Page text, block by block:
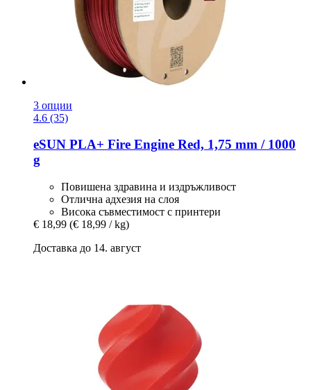
3 опции
4.6 (35)
eSUN PLA+ Fire Engine Red, 1,75 mm / 1000
g
Повишена здравина и издръжливост
Отлична адхезия на слоя
Висока съвместимост с принтери
€ 18,99 (€ 18,99 / kg)
Доставка до 14. август